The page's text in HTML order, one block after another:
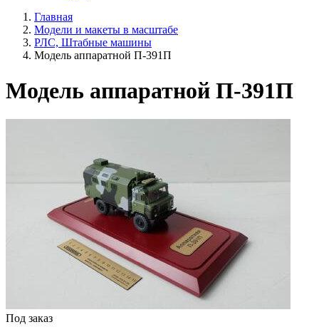
Главная
Модели и макеты в масштабе
РЛС, Штабные машины
Модель аппаратной П-391П
Модель аппаратной П-391П
Под заказ